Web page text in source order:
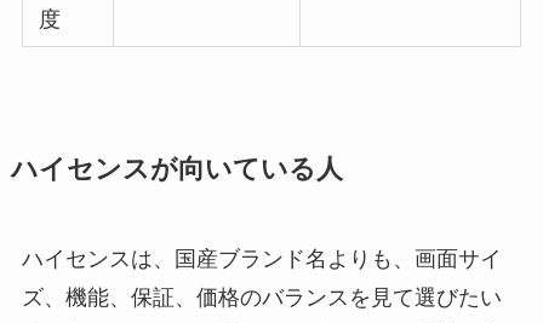
度
ハイセンスが向いている人
ハイセンスは、国産ブランド名よりも、画面サイ
ズ、機能、保証、価格のバランスを見て選びたい